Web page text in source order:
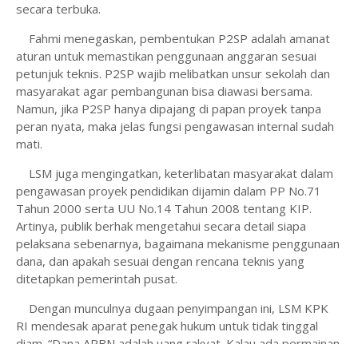
secara terbuka.
Fahmi menegaskan, pembentukan P2SP adalah amanat
aturan untuk memastikan penggunaan anggaran sesuai
petunjuk teknis. P2SP wajib melibatkan unsur sekolah dan
masyarakat agar pembangunan bisa diawasi bersama.
Namun, jika P2SP hanya dipajang di papan proyek tanpa
peran nyata, maka jelas fungsi pengawasan internal sudah
mati.
LSM juga mengingatkan, keterlibatan masyarakat dalam
pengawasan proyek pendidikan dijamin dalam PP No.71
Tahun 2000 serta UU No.14 Tahun 2008 tentang KIP.
Artinya, publik berhak mengetahui secara detail siapa
pelaksana sebenarnya, bagaimana mekanisme penggunaan
dana, dan apakah sesuai dengan rencana teknis yang
ditetapkan pemerintah pusat.
Dengan munculnya dugaan penyimpangan ini, LSM KPK
RI mendesak aparat penegak hukum untuk tidak tinggal